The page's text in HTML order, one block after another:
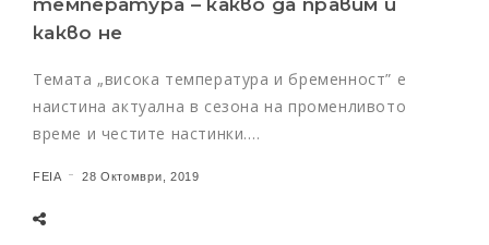
температура – какво да правим и
какво не
Темата „висока температура и бременност” е
наистина актуална в сезона на променливото
време и честите настинки.…
FEIA 28 Октомври, 2019